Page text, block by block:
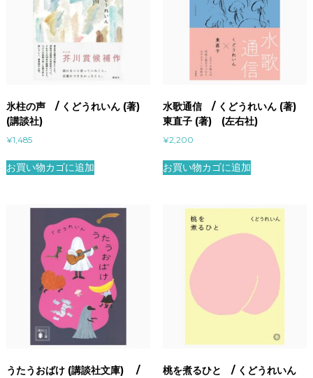
氷柱の声 / くどうれいん (著)
(講談社)
¥1,485
お買い物カゴに追加
水歌通信 / くどうれいん (著)
東直子 (著) (左右社)
¥2,200
お買い物カゴに追加
うたうおばけ (講談社文庫) /
桃を煮るひと / くどうれいん